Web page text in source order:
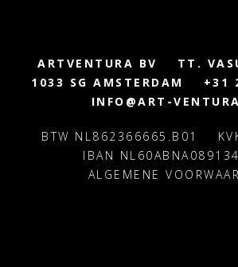
ARTVENTURA BV
TT.
1033 SG AMSTERDAM
+31
INFO@ART-
BTW NL862366665.B01
IBAN
ALGEMENE